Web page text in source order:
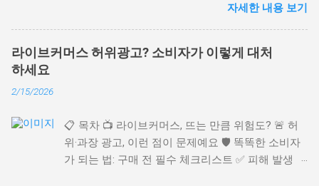
까? 🤔 공시지가는 정부가 매년 1월 1일 기준으
로 발표하는 '토지의 표준가격'이에요. 이 가격은
토지 세금 부과, 개발 계획, 금융담보 가치 등 여
별 공시지가를 정하게 돼요. 예를 들어, 내가 소
유하고 있는 땅이 서울 강남구에 있다면 해당 구
청에서 국토교통부 기준에 맞춰 공시지가를 발
표해요. 이런 가격은 단순 참고용이 아니라 재산
방의 불법행위로 인해 정신적·물질적 고통을 입
었을 때 청구할 수 있는 법적 권리예요. 저도 가
까운 지인이 명예훼손 문제로 위자료 소송을 진
행한 적이 있었는데, 절차를 알고 준비하니 수월
해를 금전으로 보상받기 위해 법적으로 청구하
는 절차예요. 흔히 명예훼손, 모욕, 폭행, 사기 등
피해 시 청구할 수 있답니다. 😤 민법 제751조
자세한 내용 보기
라이브커머스 허위광고? 소비자가 이렇게 대처
하세요
2/15/2026
📋 목차 📺 라이브커머스, 뜨는 만큼 위험도? 🚨 허
위·과장 광고, 이런 점이 문제예요 🛡️ 똑똑한 소비자
가 되는 법: 구매 전 필수 체크리스트 ✅ 피해 발생